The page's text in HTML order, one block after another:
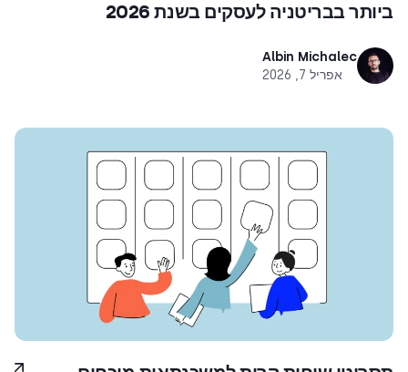
ביותר בבריטניה לעסקים בשנת 2026
Albin Michalec
אפריל 7, 2026